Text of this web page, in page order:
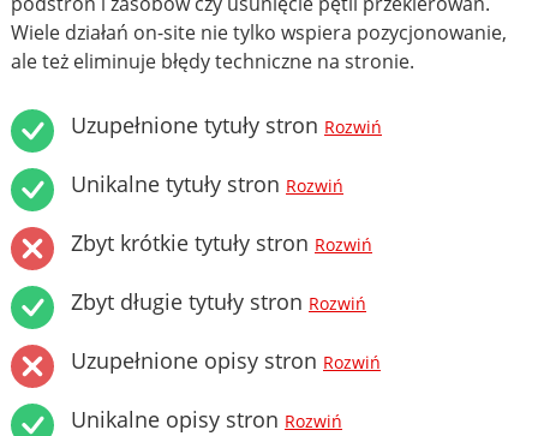
Wiele działań on-site nie tylko wspiera pozycjonowanie,
ale też eliminuje błędy techniczne na stronie.
Uzupełnione tytuły stron Rozwiń
Unikalne tytuły stron Rozwiń
Zbyt krótkie tytuły stron Rozwiń
Zbyt długie tytuły stron Rozwiń
Uzupełnione opisy stron Rozwiń
Unikalne opisy stron Rozwiń